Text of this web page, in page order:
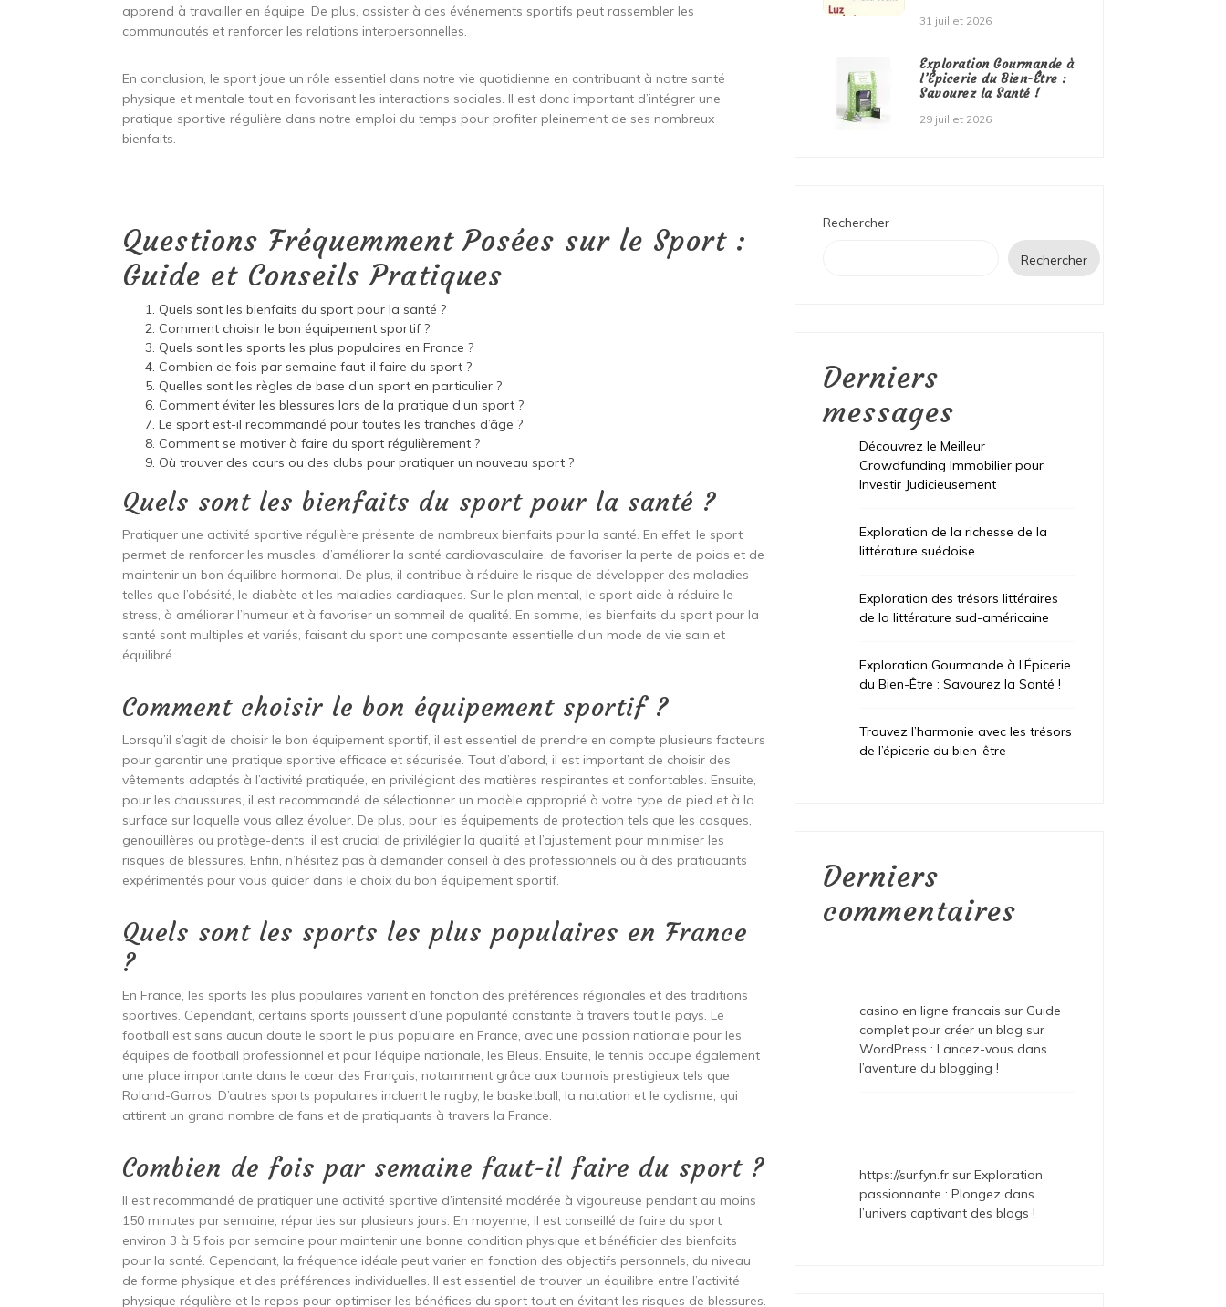
apprend à travailler en équipe. De plus, assister à des événements sportifs peut rassembler les
communautés et renforcer les relations interpersonnelles.
En conclusion, le sport joue un rôle essentiel dans notre vie quotidienne en contribuant à notre santé
physique et mentale tout en favorisant les interactions sociales. Il est donc important d’intégrer une
pratique sportive régulière dans notre emploi du temps pour profiter pleinement de ses nombreux
bienfaits.
Questions Fréquemment Posées sur le Sport :
Guide et Conseils Pratiques
Quels sont les bienfaits du sport pour la santé ?
Comment choisir le bon équipement sportif ?
Quels sont les sports les plus populaires en France ?
Combien de fois par semaine faut-il faire du sport ?
Quelles sont les règles de base d’un sport en particulier ?
Comment éviter les blessures lors de la pratique d’un sport ?
Le sport est-il recommandé pour toutes les tranches d’âge ?
Comment se motiver à faire du sport régulièrement ?
Où trouver des cours ou des clubs pour pratiquer un nouveau sport ?
Quels sont les bienfaits du sport pour la santé ?
Pratiquer une activité sportive régulière présente de nombreux bienfaits pour la santé. En effet, le sport
permet de renforcer les muscles, d’améliorer la santé cardiovasculaire, de favoriser la perte de poids et de
maintenir un bon équilibre hormonal. De plus, il contribue à réduire le risque de développer des maladies
telles que l’obésité, le diabète et les maladies cardiaques. Sur le plan mental, le sport aide à réduire le
stress, à améliorer l’humeur et à favoriser un sommeil de qualité. En somme, les bienfaits du sport pour la
santé sont multiples et variés, faisant du sport une composante essentielle d’un mode de vie sain et
équilibré.
Comment choisir le bon équipement sportif ?
Lorsqu’il s’agit de choisir le bon équipement sportif, il est essentiel de prendre en compte plusieurs facteurs
pour garantir une pratique sportive efficace et sécurisée. Tout d’abord, il est important de choisir des
vêtements adaptés à l’activité pratiquée, en privilégiant des matières respirantes et confortables. Ensuite,
pour les chaussures, il est recommandé de sélectionner un modèle approprié à votre type de pied et à la
surface sur laquelle vous allez évoluer. De plus, pour les équipements de protection tels que les casques,
genouillères ou protège-dents, il est crucial de privilégier la qualité et l’ajustement pour minimiser les
risques de blessures. Enfin, n’hésitez pas à demander conseil à des professionnels ou à des pratiquants
expérimentés pour vous guider dans le choix du bon équipement sportif.
Quels sont les sports les plus populaires en France
?
En France, les sports les plus populaires varient en fonction des préférences régionales et des traditions
sportives. Cependant, certains sports jouissent d’une popularité constante à travers tout le pays. Le
football est sans aucun doute le sport le plus populaire en France, avec une passion nationale pour les
équipes de football professionnel et pour l’équipe nationale, les Bleus. Ensuite, le tennis occupe également
une place importante dans le cœur des Français, notamment grâce aux tournois prestigieux tels que
Roland-Garros. D’autres sports populaires incluent le rugby, le basketball, la natation et le cyclisme, qui
attirent un grand nombre de fans et de pratiquants à travers la France.
Combien de fois par semaine faut-il faire du sport ?
Il est recommandé de pratiquer une activité sportive d’intensité modérée à vigoureuse pendant au moins
150 minutes par semaine, réparties sur plusieurs jours. En moyenne, il est conseillé de faire du sport
environ 3 à 5 fois par semaine pour maintenir une bonne condition physique et bénéficier des bienfaits
pour la santé. Cependant, la fréquence idéale peut varier en fonction des objectifs personnels, du niveau
de forme physique et des préférences individuelles. Il est essentiel de trouver un équilibre entre l’activité
physique régulière et le repos pour optimiser les bénéfices du sport tout en évitant les risques de blessures.
31 juillet 2026
Exploration Gourmande à
l’Épicerie du Bien-Être :
Savourez la Santé !
29 juillet 2026
Rechercher
Rechercher
Derniers
messages
Découvrez le Meilleur
Crowdfunding Immobilier pour
Investir Judicieusement
Exploration de la richesse de la
littérature suédoise
Exploration des trésors littéraires
de la littérature sud-américaine
Exploration Gourmande à l’Épicerie
du Bien-Être : Savourez la Santé !
Trouvez l’harmonie avec les trésors
de l’épicerie du bien-être
Derniers
commentaires
casino en ligne francais sur Guide
complet pour créer un blog sur
WordPress : Lancez-vous dans
l’aventure du blogging !
https://surfyn.fr surExploration
passionnante : Plongez dans
l’univers captivant des blogs !